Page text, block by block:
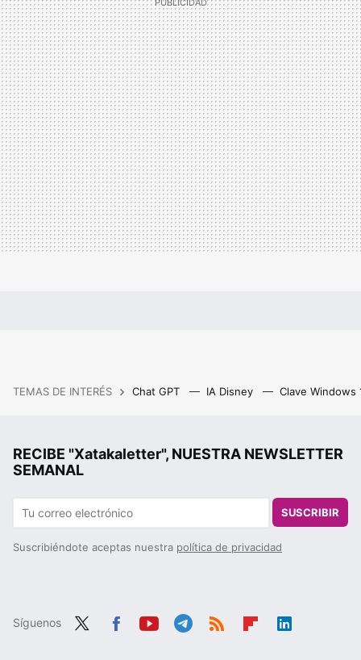
TEMAS DE INTERÉS Chat GPT IA Disney Clave Windows
RECIBE "Xatakaletter", NUESTRA NEWSLETTER
SEMANAL
SUSCRIBIR
Suscribiéndote aceptas nuestra política de privacidad
Síguenos